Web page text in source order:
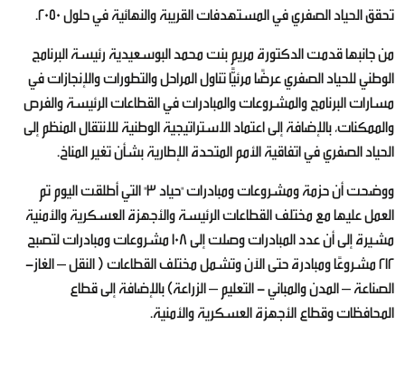
تحقق الحياد الصفري في المستهدفات القريبة والنهائية في حلول 2050.
من جانبها قدمت الدكتورة مريم بنت محمد البوسعيدية رئيسة البرنامج
الوطني للحياد الصفري عرضًا مرئيًّا تناول المراحل والتطورات والإنجازات في
مسارات البرنامج والمشروعات والمبادرات في القطاعات الرئيسة والفرص
والممكنات، بالإضافة إلى اعتماد الاستراتيجية الوطنية للانتقال المنظم إلى
الحياد الصفري في اتفاقية الأمم المتحدة الإطارية بشأن تغير المناخ.
ووضحت أن حزمة ومشروعات ومبادرات "حياد 3" التي أطلقت اليوم تم
العمل عليها مع مختلف القطاعات الرئيسة والأجهزة العسكرية والأمنية
مشيرة إلى أن عدد المبادرات وصلت إلى 108 مشروعات ومبادرات لتصبح
212 مشروعًا ومبادرة حتى الآن وتشمل مختلف القطاعات ( النقل – الغاز-
الصناعة – المدن والمباني - التعليم – الزراعة) بالإضافة إلى قطاع
المحافظات وقطاع الأجهزة العسكرية والأمنية.